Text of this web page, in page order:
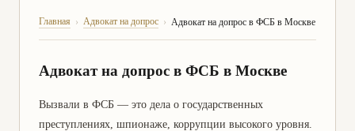
Главная › Адвокат на допрос › Адвокат на допрос в ФСБ в Москве
Адвокат на допрос в ФСБ в Москве
Вызвали в ФСБ — это дела о государственных
преступлениях, шпионаже, коррупции высокого уровня.